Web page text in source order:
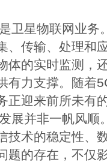
卫星物联网业务
、传输、处理和
体的实时监测，
有力支撑。随着
正迎来前所未有
展并非一帆风顺
技术的稳定性、
题的存在，不仅